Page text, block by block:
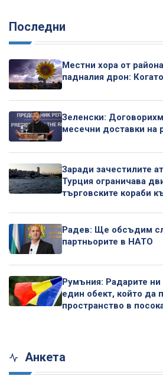
Последни
Местни хора от
падналия дрон:
Зеленски:
месечни доставки на
Заради зачестилите
Турция ограничава
търговските кораби
Радев: Ще обсъдим
партньорите в НАТО
Румъния: Радарите ни
един обект, който да
пространство в
Анкета